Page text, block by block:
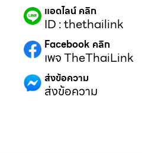
แอดไลน์ คลิก
ID : thethailink
Facebook คลิก
เพจ TheThaiLink
ส่งข้อความ
ส่งข้อความ